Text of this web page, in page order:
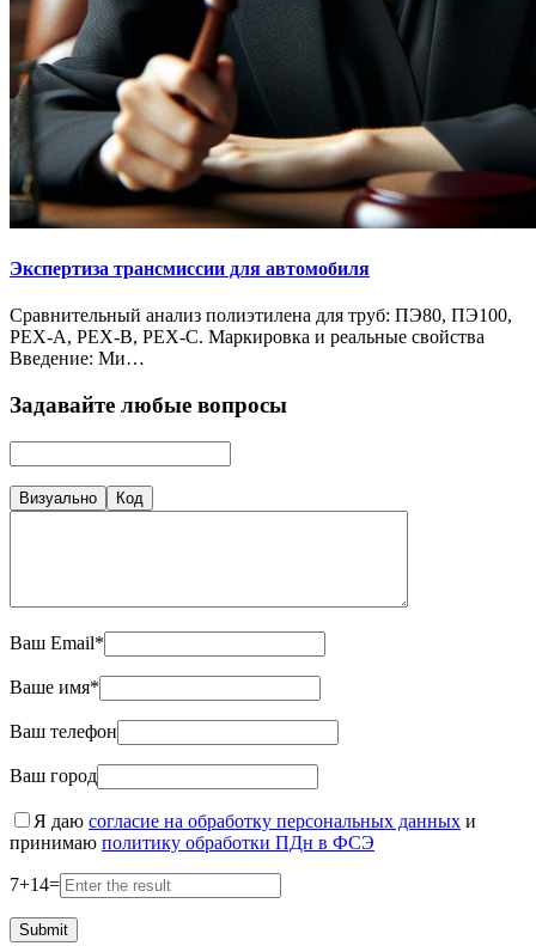
Экспертиза трансмиссии для автомобиля
Сравнительный анализ полиэтилена для труб: ПЭ80, ПЭ100,
PEX-A, PEX-B, PEX-C. Маркировка и реальные свойства
Введение: Ми…
Задавайте любые вопросы
Визуально Код
Ваш Email*
Ваше имя*
Ваш телефон
Ваш город
Я даю согласие на обработку персональных данных и
принимаю политику обработки ПДн в ФСЭ
7+14=